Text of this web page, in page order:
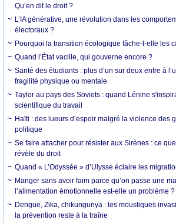
Qu’en dit le droit ?
L’IA générative, une révolution dans les
électoraux ?
Pourquoi la transition écologique fâche-t-elle les
Quand l’État vacille, qui gouverne encore ?
Santé des étudiants : plus d’un sur deux entre à
fragilité physique ou mentale
Taylor au pays des Soviets : quand Lénine
scientifique du travail
Haïti : des lueurs d’espoir malgré la violence des
politique
Se faire attacher pour résister aux Sirènes : ce
révèle du droit
Quand « L’Odyssée » d’Ulysse éclaire les
Manger sans avoir faim parce qu’on passe une
l’alimentation émotionnelle est-elle un problème ?
Dengue, Zika, chikungunya : les moustiques
la prévention reste à la traîne